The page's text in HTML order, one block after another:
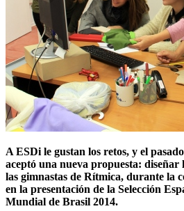
A ESDi le gustan los retos, y el
aceptó una nueva propuesta: diseñar
las gimnastas de Rítmica, durante la
en la presentación de la Selección
Mundial de Brasil 2014.